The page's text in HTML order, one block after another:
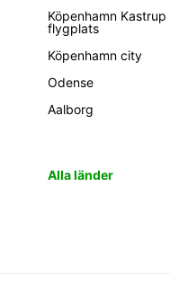
Köpenhamn Kastrup
flygplats
Köpenhamn city
Odense
Aalborg
Alla länder